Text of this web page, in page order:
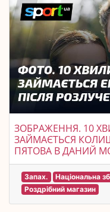
ЗОБРАЖЕННЯ. 10
ЗАЙМАЄТЬСЯ
ПЯТОВА В ДАНИЙ
Запах.
Національна
Роздрібний магазин